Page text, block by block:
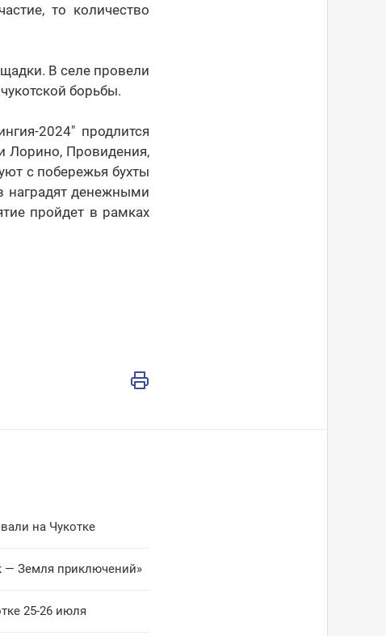
то количество
В селе провели
борьбы.
2024" продлится
Лорино, Провидения,
с побережья бухты
наградят денежными
пройдет в рамках
на Чукотке
— Земля приключений»
25-26 июля